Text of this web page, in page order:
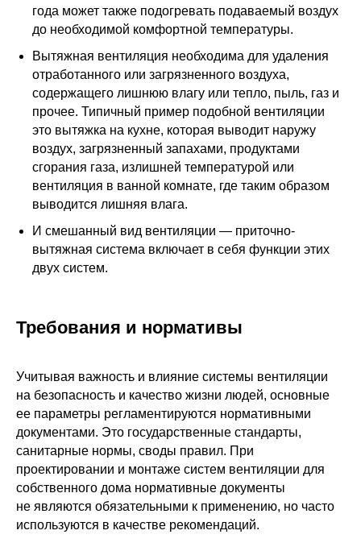
года может также подогревать подаваемый воздух
до необходимой комфортной температуры.
Вытяжная вентиляция необходима для удаления
отработанного или загрязненного воздуха,
содержащего лишнюю влагу или тепло, пыль, газ и
прочее. Типичный пример подобной вентиляции
это вытяжка на кухне, которая выводит наружу
воздух, загрязненный запахами, продуктами
сгорания газа, излишней температурой или
вентиляция в ванной комнате, где таким образом
выводится лишняя влага.
И смешанный вид вентиляции — приточно-
вытяжная система включает в себя функции этих
двух систем.
Требования и нормативы
Учитывая важность и влияние системы вентиляции
на безопасность и качество жизни людей, основные
ее параметры регламентируются нормативными
документами. Это государственные стандарты,
санитарные нормы, своды правил. При
проектировании и монтаже систем вентиляции для
собственного дома нормативные документы
не являются обязательными к применению, но часто
используются в качестве рекомендаций.